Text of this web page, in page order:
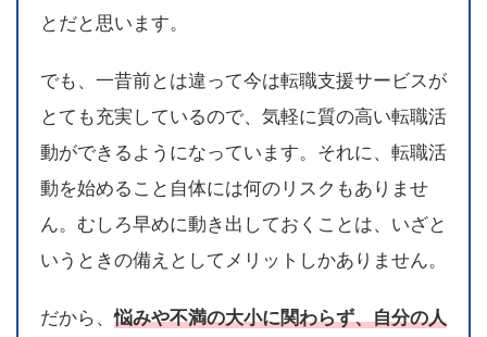
とだと思います。
でも、一昔前とは違って今は転職支援サービスが
とても充実しているので、気軽に質の高い転職活
動ができるようになっています。それに、転職活
動を始めること自体には何のリスクもありませ
ん。むしろ早めに動き出しておくことは、いざと
いうときの備えとしてメリットしかありません。
だから、悩みや不満の大小に関わらず、自分の人